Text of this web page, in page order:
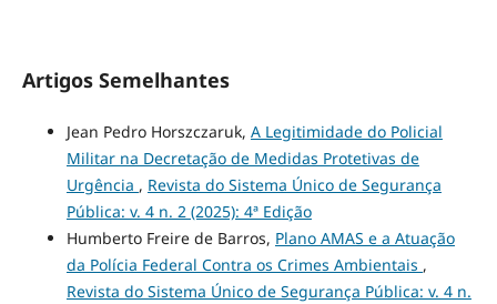
Artigos Semelhantes
Jean Pedro Horszczaruk, A Legitimidade do Policial
Militar na Decretação de Medidas Protetivas de
Urgência , Revista do Sistema Único de Segurança
Pública: v. 4 n. 2 (2025): 4ª Edição
Humberto Freire de Barros, Plano AMAS e a Atuação
da Polícia Federal Contra os Crimes Ambientais ,
Revista do Sistema Único de Segurança Pública: v. 4 n.